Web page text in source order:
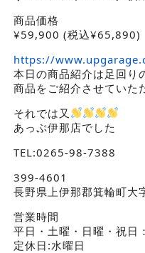
商品価格
¥59,900 (税込¥65,890)
https://
本日の商品紹介は足回り
商品をご紹介させていた
それでは又
あっぷ伊那店でした
TEL:0265-98-7388
399-4601
長野県上伊那郡箕輪町大
営業時間
平日・土曜・日曜・祝
定休日:水曜日